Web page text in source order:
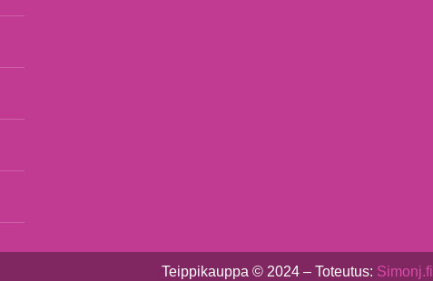
Teippikauppa © 2024 – Toteutus: Simonj.fi